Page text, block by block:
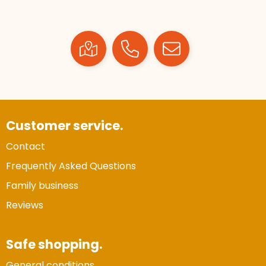
Customer service.
Contact
Frequently Asked Questions
Family business
Reviews
Safe shopping.